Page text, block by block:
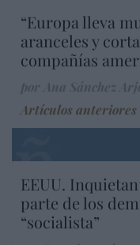
“Europa lleva
aranceles y
compañías
Artículos anteriores
EEUU.
parte de los
“socialista”